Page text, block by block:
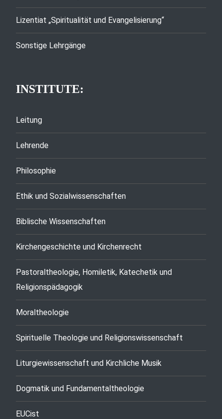
Lizentiat „Spiritualität und Evangelisierung“
Sonstige Lehrgänge
INSTITUTE:
Leitung
Lehrende
Philosophie
Ethik und Sozialwissenschaften
Biblische Wissenschaften
Kirchengeschichte und Kirchenrecht
Pastoraltheologie, Homiletik, Katechetik und
Religionspädagogik
Moraltheologie
Spirituelle Theologie und Religionswissenschaft
Liturgiewissenschaft und Kirchliche Musik
Dogmatik und Fundamentaltheologie
EUCist